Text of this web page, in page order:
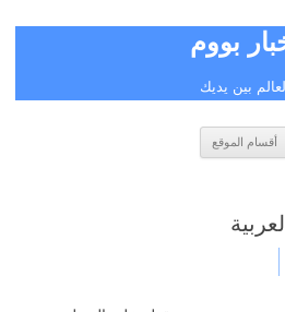
بووم
العالم بين يديك
أقسام الموقع